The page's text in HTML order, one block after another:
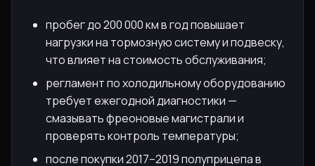
пробег до 200 000 км в год повышает
нагрузки на тормозную систему и подвеску,
что влияет на стоимость обслуживания;
регламент по холодильному оборудованию
требует ежегодной диагностики —
смазывать фреоновые магистрали и
проверять контроль температуры;
после покупки 2017–2019 полуприцепа в